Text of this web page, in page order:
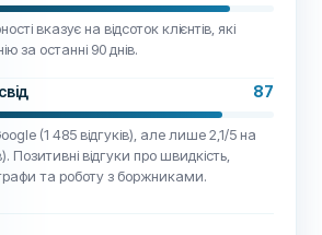
вказує на відсоток клієнтів, які
за останні 90 днів.
87
(1 485 відгуків), але лише 2,1/5 на
Позитивні відгуки про швидкість,
та роботу з боржниками.